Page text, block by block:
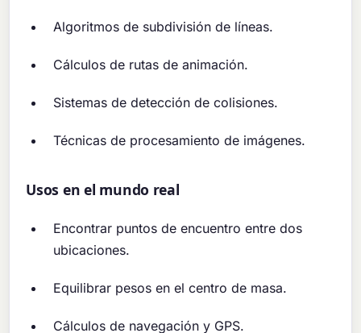
Algoritmos de subdivisión de líneas.
Cálculos de rutas de animación.
Sistemas de detección de colisiones.
Técnicas de procesamiento de imágenes.
Usos en el mundo real
Encontrar puntos de encuentro entre dos
ubicaciones.
Equilibrar pesos en el centro de masa.
Cálculos de navegación y GPS.